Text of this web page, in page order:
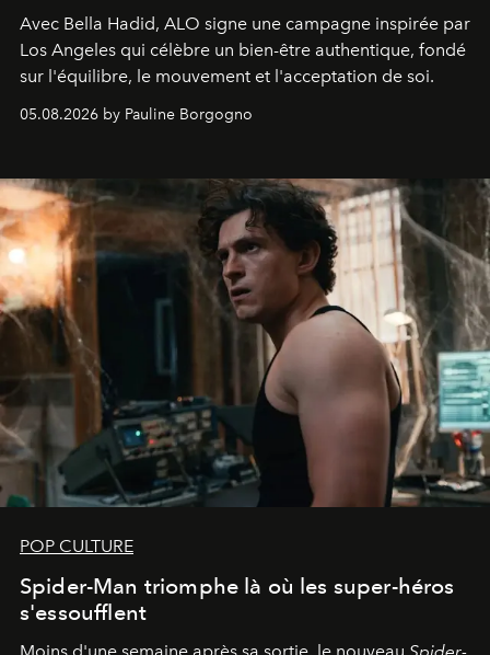
Avec Bella Hadid, ALO signe une campagne inspirée par
Los Angeles qui célèbre un bien-être authentique, fondé
sur l'équilibre, le mouvement et l'acceptation de soi.
05.08.2026 by Pauline Borgogno
POP CULTURE
Spider-Man triomphe là où les super-héros
s'essoufflent